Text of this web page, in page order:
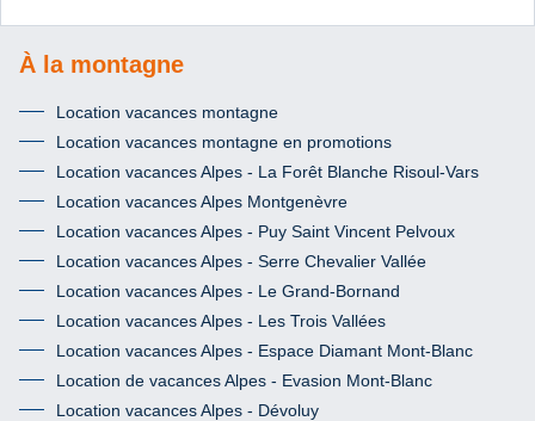
À la montagne
Location vacances montagne
Location vacances montagne en promotions
Location vacances Alpes - La Forêt Blanche Risoul-Vars
Location vacances Alpes Montgenèvre
Location vacances Alpes - Puy Saint Vincent Pelvoux
Location vacances Alpes - Serre Chevalier Vallée
Location vacances Alpes - Le Grand-Bornand
Location vacances Alpes - Les Trois Vallées
Location vacances Alpes - Espace Diamant Mont-Blanc
Location de vacances Alpes - Evasion Mont-Blanc
Location vacances Alpes - Dévoluy